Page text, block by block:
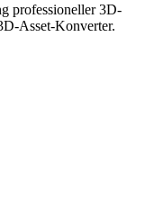
professioneller 3D-
Asset-Konverter.